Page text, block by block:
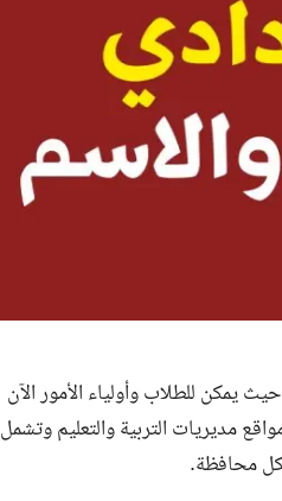
وزارة التربية والتعليم عن ظهور نتيجة الشهادة الإعدادية للعام الدراسي 2024، حيث يمكن للطلاب وأولياء الأمور الآن
مديريات التربية والتعليم وتشمل
محافظة.